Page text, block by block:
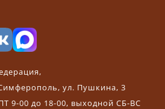
ул. Пушкина, 3
9-00 до 18-00, выходной СБ-ВС